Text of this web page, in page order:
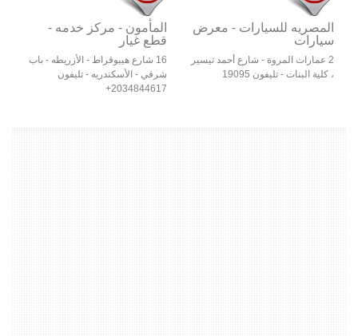
المصريه للسيارات - معرض
سيارات
2 عمارات المروة - شارع أحمد تيسير
، كلية البنات - تليفون 19095
المأمون - مركز خدمه -
قطع غيار
16 شارع هيبوقراط - الأزريطه - باب
شرقي - الأسكندريه - تليفون
2034844617+